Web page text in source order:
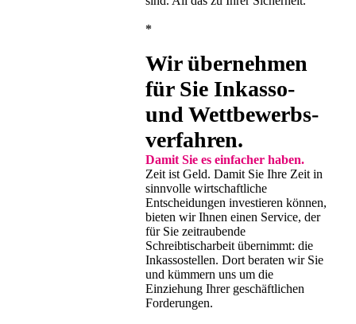
*
Wir übernehmen
für Sie Inkasso-
und Wett­bewerbs­
verfahren.
Damit Sie es einfacher haben.
Zeit ist Geld. Damit Sie Ihre Zeit in
sinnvolle wirtschaftliche
Entscheidungen investieren können,
bieten wir Ihnen einen Service, der
für Sie zeitraubende
Schreibtischarbeit übernimmt: die
Inkassostellen. Dort beraten wir Sie
und kümmern uns um die
Einziehung Ihrer geschäftlichen
Forderungen.